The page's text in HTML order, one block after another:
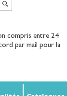
compris entre 24
par mail pour la